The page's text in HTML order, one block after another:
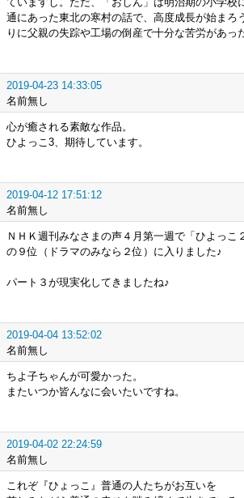
通にあった東北の寒村の話で、高度成長が始まろ
りに父親の失踪や工場の倒産で十分な苦労があっ
2019-04-23 14:33:05
名前無し
心が癒される素敵な作品。
ひよっこ3、期待しています。
2019-04-12 17:51:12
名前無し
ＮＨＫ週刊みなさまの声４月第一週で「ひよっこ
の９位（ドラマのみなら２位）に入りました♪
パート３が現実化してきましたね♪
2019-04-04 13:52:02
名前無し
ちよ子ちゃんが可愛かった。
またいつか皆んなに会いたいですね。
2019-04-02 22:24:59
名前無し
これぞ『ひょっこ』普通の人たちがお互いを